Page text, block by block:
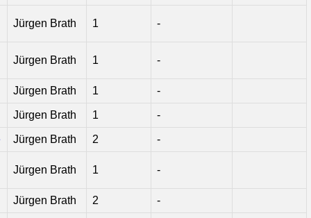
Jürgen Brath 1 -
Jürgen Brath 1 -
Jürgen Brath 1 -
Jürgen Brath 1 -
Jürgen Brath 2 -
Jürgen Brath 1 -
Jürgen Brath 2 -